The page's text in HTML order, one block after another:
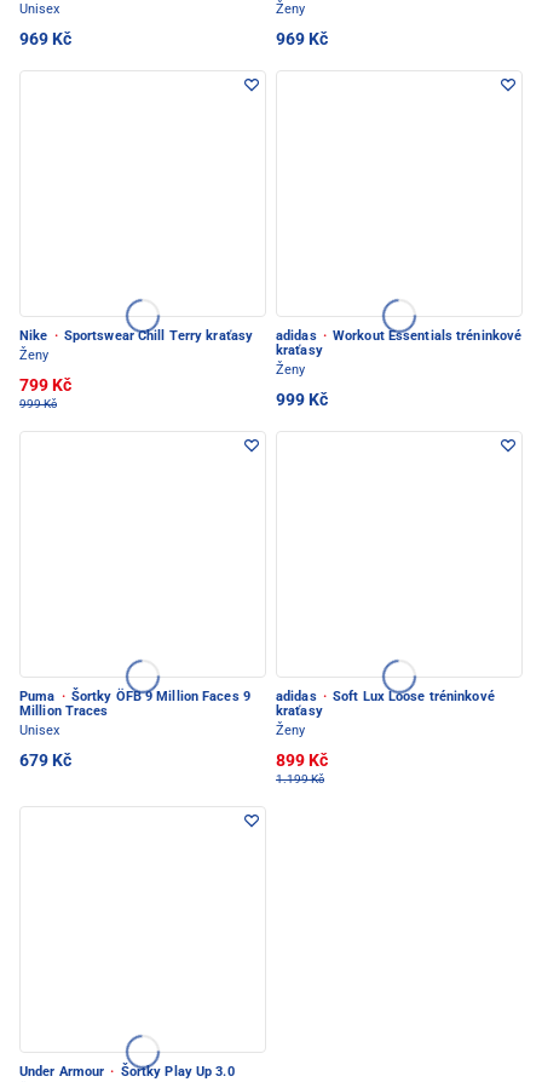
Unisex
969 Kč
Ženy
969 Kč
Nike · Sportswear Chill Terry kraťasy
Ženy
799 Kč
999 Kč
adidas · Workout Essentials tréninkové
kraťasy
Ženy
999 Kč
Puma · Šortky ÖFB 9 Million Faces 9
Million Traces
Unisex
679 Kč
adidas · Soft Lux Loose tréninkové
kraťasy
Ženy
899 Kč
1.199 Kč
Under Armour · Šortky Play Up 3.0